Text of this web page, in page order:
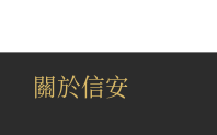
關於信安